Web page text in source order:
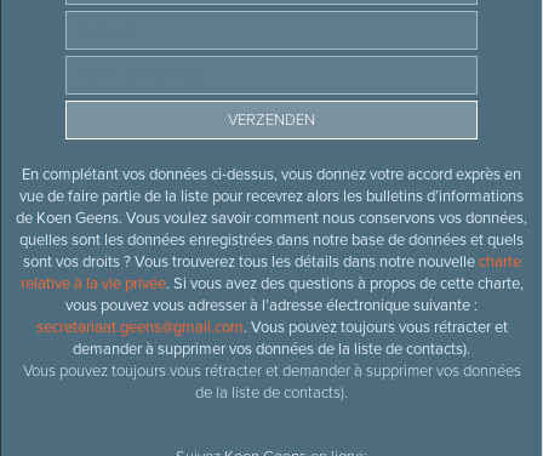
En complétant vos données ci-dessus, vous donnez votre accord exprès en
vue de faire partie de la liste pour recevrez alors les bulletins d’informations
de Koen Geens. Vous voulez savoir comment nous conservons vos données,
quelles sont les données enregistrées dans notre base de données et quels
sont vos droits ? Vous trouverez tous les détails dans notre nouvellecharte
relative à la vie privée. Si vous avez des questions à propos de cette charte,
vous pouvez vous adresser à l’adresse électronique suivante :
secretariaat.geens@gmail.com. Vous pouvez toujours vous rétracter et
demander à supprimer vos données de la liste de contacts).
Vous pouvez toujours vous rétracter et demander à supprimer vos données
de la liste de contacts).